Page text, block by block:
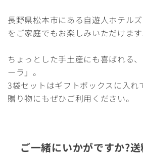
長野県松本市にある自遊人ホテル
をご家庭でもお楽しみいただけます
ちょっとした手土産にも喜ばれる
ーラ」。
3袋セットはギフトボックスに入れ
贈り物にもぜひご利用ください。
ご一緒にいかがですか?